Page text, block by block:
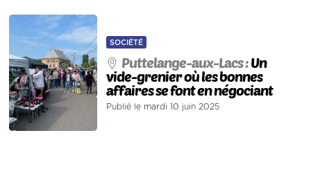
SOCIÉTÉ
Puttelange-aux-Lacs :Un
vide-grenier où les bonnes
affaires se font en négociant
Publié le mardi 10 juin 2025